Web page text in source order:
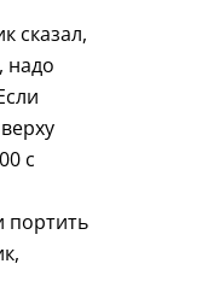
сказал,
надо
с
портить